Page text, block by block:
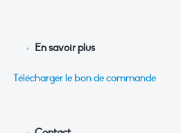
En savoir plus
Télécharger le bon de commande